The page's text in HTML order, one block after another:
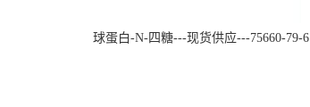
球蛋白-N-四糖---现货供应---75660-79-6